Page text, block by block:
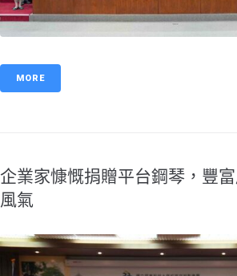
MORE
企業家慷慨捐贈平台鋼琴，豐
風氣